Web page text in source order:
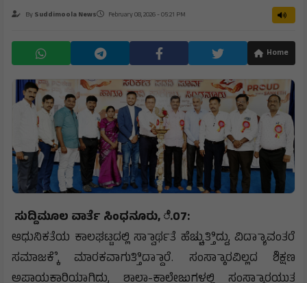
BySuddimoola News February 08, 2026 - 05:21 PM
Home
ಸುದ್ದಿಮೂಲ ವಾರ್ತೆ ಸಿಂಧನೂರು, ೆ.07:
ಆಧುನಿಕತೆಯ ಕಾಲಘಟ್ಟದಲ್ಲಿ ಸ್ವಾಾರ್ಥತೆ ಹೆಚ್ಚುತ್ತಿಿದ್ದು, ವಿದ್ಯಾಾವಂತರೆ
ಸಮಾಜಕ್ಕೆೆ ಮಾರಕವಾಗುತ್ತಿಿದ್ದಾಾರೆ. ಸಂಸ್ಕಾಾರವಿಲ್ಲದ ಶಿಕ್ಷಣ